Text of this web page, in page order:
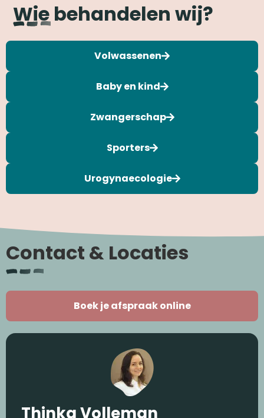
Wie behandelen wij?
Volwassenen
Baby en kind
Zwangerschap
Sporters
Urogynaecologie
Contact & Locaties
Boek je afspraak online
Thinka Volleman